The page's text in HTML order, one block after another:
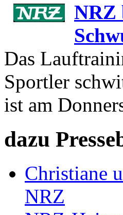
NRZ
Das
Sportler
ist am
dazu
Christiane
NRZ